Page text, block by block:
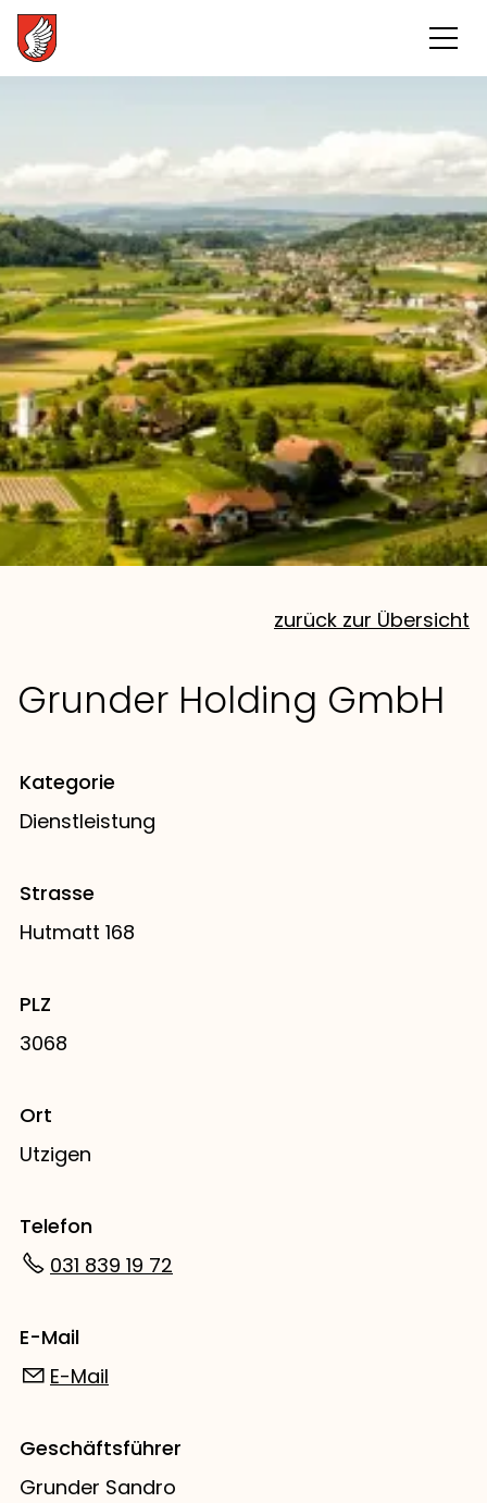
zurück zur Übersicht
Grunder Holding GmbH
Kategorie
Dienstleistung
Strasse
Hutmatt 168
PLZ
3068
Ort
Utzigen
Telefon
031 839 19 72
E-Mail
E-Mail
Geschäftsführer
Grunder Sandro